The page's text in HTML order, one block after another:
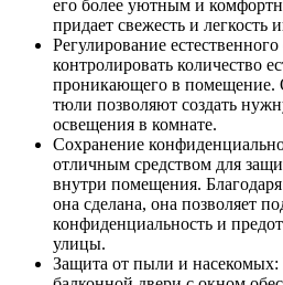
его более уютным и
придает свежесть и легкость
Регулирование
контролировать количество
проникающего в помещение.
тюли позволяют создать
освещения в комнате.
Сохранение
отличным средством для
внутри помещения. Благодаря
она сделана, она позволяет
конфиденциальность и
улицы.
Защита от пыли и